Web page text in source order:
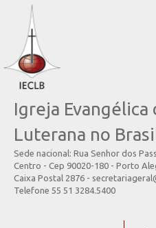
Igreja Evangélica
Luterana no
Sede nacional: Rua Senhor dos
Centro - Cep 90020-180 - Porto
Caixa Postal 2876 -
Telefone 55 51 3284.5400